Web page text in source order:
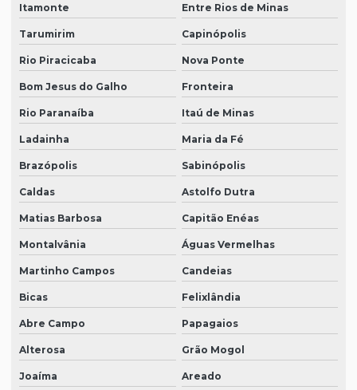
Itamonte Entre Rios de Minas
Tarumirim Capinópolis
Rio Piracicaba Nova Ponte
Bom Jesus do Galho Fronteira
Rio Paranaíba Itaú de Minas
Ladainha Maria da Fé
Brazópolis Sabinópolis
Caldas Astolfo Dutra
Matias Barbosa Capitão Enéas
Montalvânia Águas Vermelhas
Martinho Campos Candeias
Bicas Felixlândia
Abre Campo Papagaios
Alterosa Grão Mogol
Joaíma Areado